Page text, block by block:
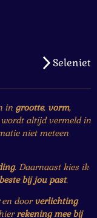
Seleniet
in grootte, vorm,
altijd vermeld in
niet meteen
. Daarnaast kies ik
beste bij jou past.
en doorverlichting
rekening mee bij